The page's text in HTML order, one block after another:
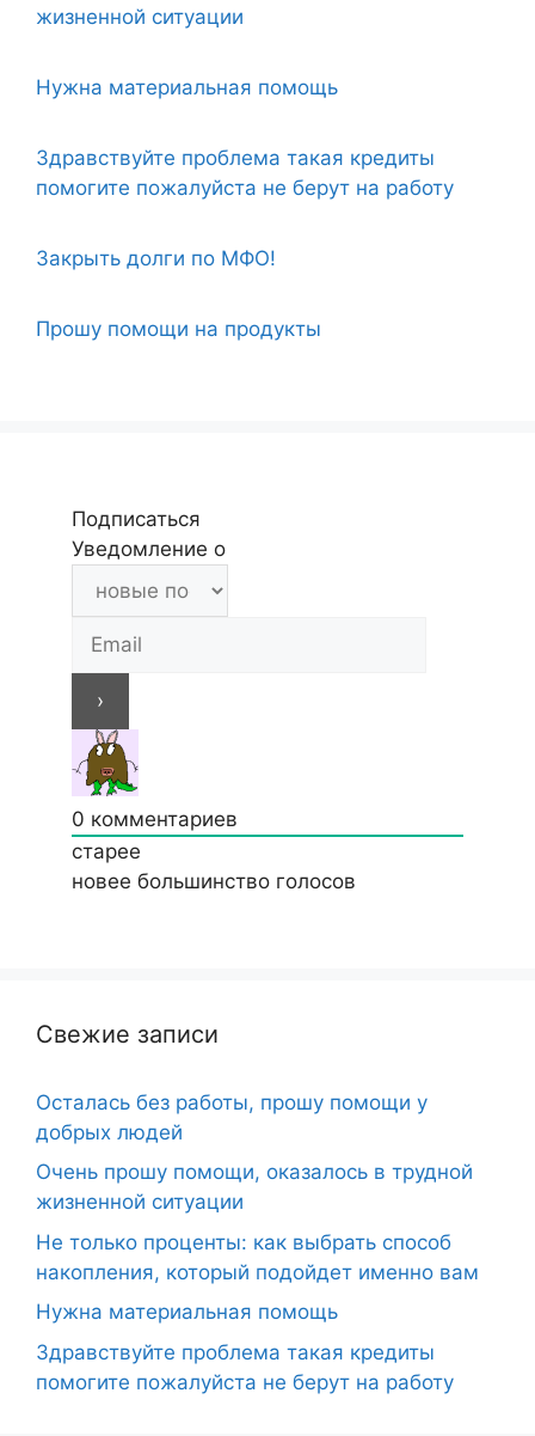
жизненной ситуации
Нужна материальная помощь
Здравствуйте проблема такая кредиты
помогите пожалуйста не берут на работу
Закрыть долги по МФО!
Прошу помощи на продукты
Подписаться
Уведомление о
0 комментариев
старее
новее большинство голосов
Свежие записи
Осталась без работы, прошу помощи у
добрых людей
Очень прошу помощи, оказалось в трудной
жизненной ситуации
Не только проценты: как выбрать способ
накопления, который подойдет именно вам
Нужна материальная помощь
Здравствуйте проблема такая кредиты
помогите пожалуйста не берут на работу